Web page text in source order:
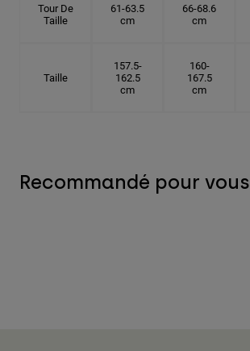
Tour De
Taille
61-63.5
cm
66-68.6
cm
Taille
157.5-
162.5
cm
160-
167.5
cm
Recommandé pour vous